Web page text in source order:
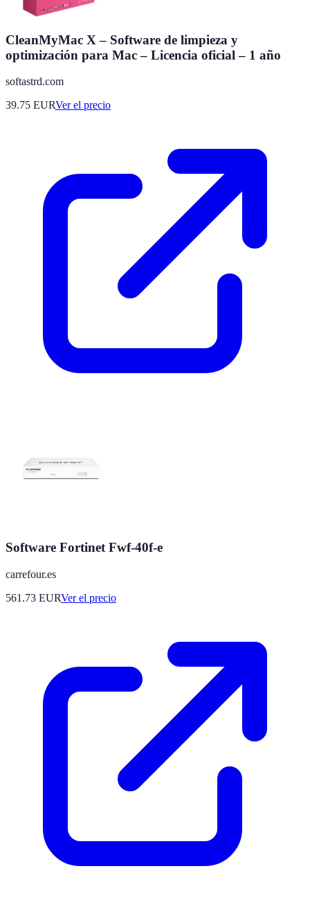
CleanMyMac X – Software de limpieza y
optimización para Mac – Licencia oficial – 1 año
softastrd.com
39.75 EURVer el precio
Software Fortinet Fwf-40f-e
carrefour.es
561.73 EURVer el precio